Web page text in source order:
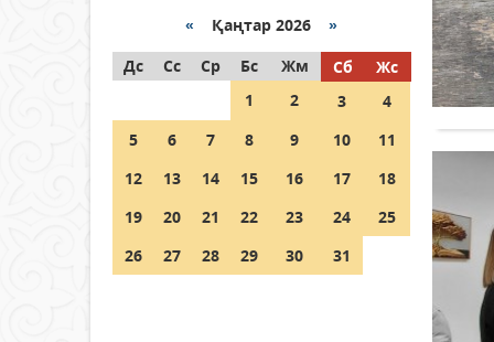
энергиясын өндіру бойынша
04 тамыз 2026 ж. 103
МЕ?
04 тамыз 2026 ж. 94
байланысты суды үнемдей
бастады
« Қаңтар 2026 »
Дс
Сс Ср Бс Жм Сб
Жс
1
2 3
4
5
6 7 8 9 10
11
12
13 14 15 16 17
18
19
20 21 22 23 24
25
26
27 28 29 30 31